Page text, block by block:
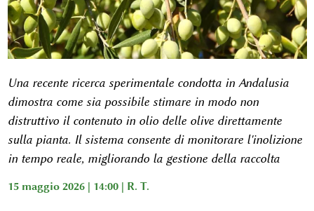
Una recente ricerca sperimentale condotta in Andalusia
dimostra come sia possibile stimare in modo non
distruttivo il contenuto in olio delle olive direttamente
sulla pianta. Il sistema consente di monitorare l'inolizione
in tempo reale, migliorando la gestione della raccolta
15 maggio 2026 | 14:00 | R. T.